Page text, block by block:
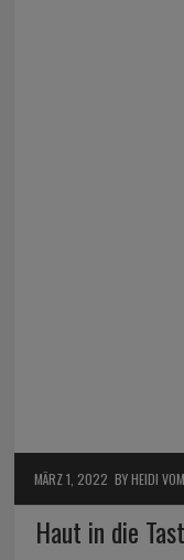
MÄRZ 1, 2022 BY HEIDI
Haut in die